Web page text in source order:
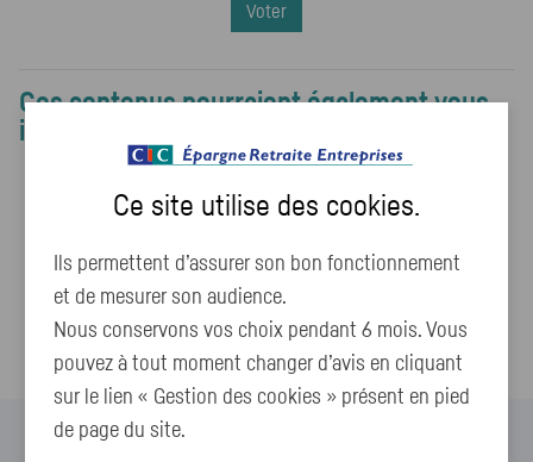
Voter
Ces contenus pourraient également vous
intéresser :
Comment changer mon adresse postale ?
téléphone portable ?
Comment télétransmettre mes pièces justificatives ?
Ce site utilise des cookies.
Ils permettent d’assurer son bon fonctionnement
et de mesurer son audience.
Nous conservons vos choix pendant 6 mois. Vous
pouvez à tout moment changer d’avis en cliquant
sur le lien « Gestion des cookies » présent en pied
de page du site.